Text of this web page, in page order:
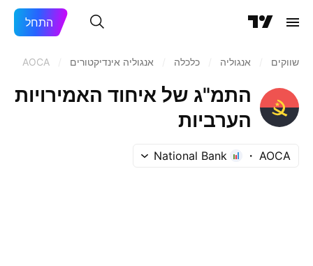
התחל
שווקים אנגוליה כלכלה אנגוליה אינדיקטורים AOCA
התמ"ג של איחוד האמירויות
הערביות
AOCA
National Bank